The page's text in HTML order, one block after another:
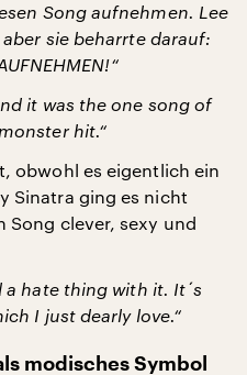
Song aufnehmen. Lee
sie beharrte darauf:
it was the one song of
hit.“
obwohl es eigentlich ein
Sinatra ging es nicht
Song clever, sexy und
a hate thing with it. It´s
I just dearly love.“
modisches Symbol